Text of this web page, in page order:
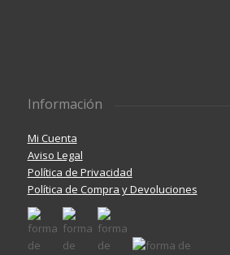
Información
Mi Cuenta
Aviso Legal
Política de Privacidad
Política de Compra y Devoluciones